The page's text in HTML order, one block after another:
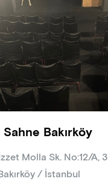
Bakırköy
Molla Sk. No:12/A,
/ İstanbul